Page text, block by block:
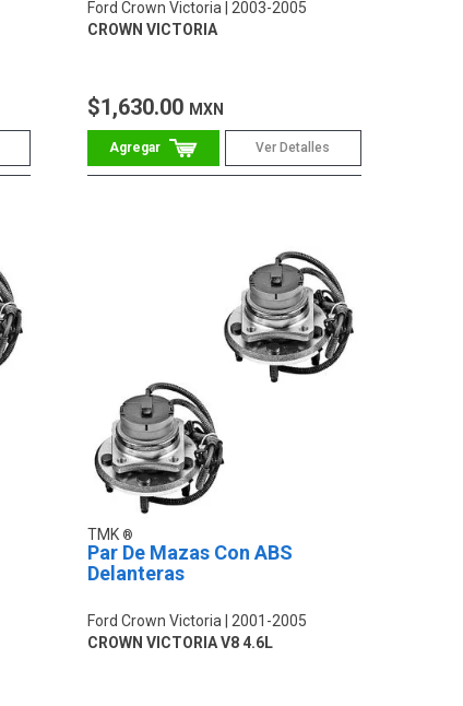
Ford Crown Victoria
2003-2005
CROWN VICTORIA
$1,630.00 MXN
Ver Detalles
TMK
Par De Mazas Con ABS
Delanteras
Ford Crown Victoria 2001-2005
CROWN VICTORIA V8 4.6L